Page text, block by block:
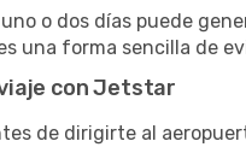
o dos días puede
una forma sencilla de
con Jetstar
de dirigirte al